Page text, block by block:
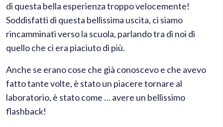
di questa bella esperienza troppo velocemente!
Soddisfatti di questa bellissima uscita, ci siamo
rincamminati verso la scuola, parlando tra di noi di
quello che ci era piaciuto di più.
Anche se erano cose che già conoscevo e che avevo
fatto tante volte, è stato un piacere tornare al
laboratorio, è stato come … avere un bellissimo
flashback!